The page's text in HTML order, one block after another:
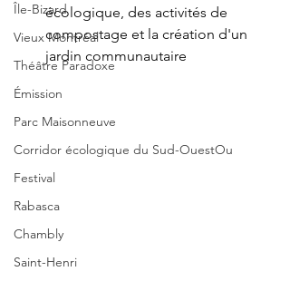
Île-Bizard
Vieux Montréal
Théâtre Paradoxe
Émission
Parc Maisonneuve
Corridor écologique du Sud-OuestOu
Festival
Rabasca
Chambly
Saint-Henri
écologique, des activités de
compostage et la création d'un
jardin communautaire